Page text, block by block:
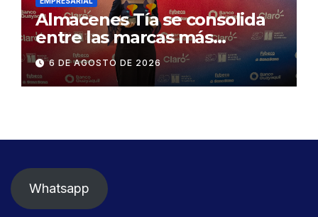
Almacenes Tía se consolida
entre las marcas más
influyentes del Ecuador
6 DE AGOSTO DE 2026
Whatsapp